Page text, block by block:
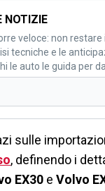
NOTIZIE
veloce: non
tecniche e le
le auto le guida per
sulle
, definendo i
EX30 e Volvo